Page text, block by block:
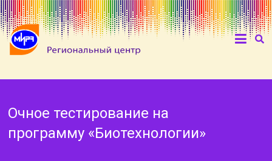
Очное тестирование на
программу «Биотехнологии»